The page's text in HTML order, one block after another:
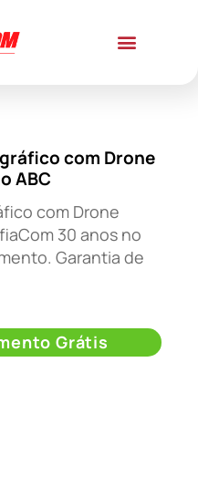
com Drone
ABC
com Drone
30 anos no
Garantia de
Grátis